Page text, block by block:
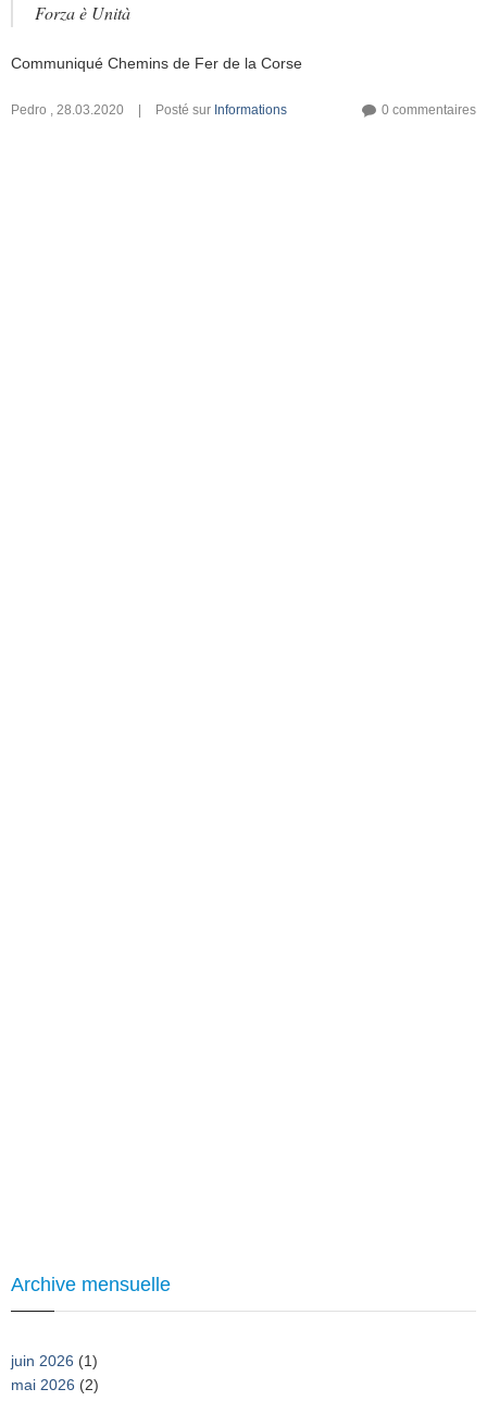
Forza è Unità
Communiqué Chemins de Fer de la Corse
Pedro , 28.03.2020 Posté sur Informations 0 commentaires
Archive mensuelle
juin 2026 (1)
mai 2026 (2)